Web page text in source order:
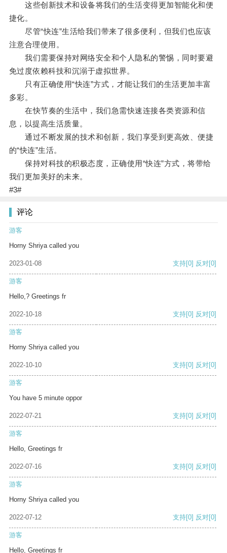
这些创新技术和设备将我们的生活变得更加智能化和便
捷化。
尽管“快连”生活给我们带来了很多便利，但我们也应该
注意合理使用。
我们需要保持对网络安全和个人隐私的警惕，同时要避
免过度依赖科技和沉溺于虚拟世界。
只有正确使用“快连”方式，才能让我们的生活更加丰富
多彩。
在快节奏的生活中，我们急需快速连接各类资源和信
息，以提高生活质量。
通过不断发展的技术和创新，我们享受到更高效、便捷
的“快连”生活。
保持对科技的积极态度，正确使用“快连”方式，将带给
我们更加美好的未来。
#3#
评论
游客
Horny Shriya called you
2023-01-08 支持[0] 反对[0]
游客
Hello,? Greetings fr
2022-10-18 支持[0] 反对[0]
游客
Horny Shriya called you
2022-10-10 支持[0] 反对[0]
游客
You have 5 minute oppor
2022-07-21 支持[0] 反对[0]
游客
Hello, Greetings fr
2022-07-16 支持[0] 反对[0]
游客
Horny Shriya called you
2022-07-12 支持[0] 反对[0]
游客
Hello, Greetings fr